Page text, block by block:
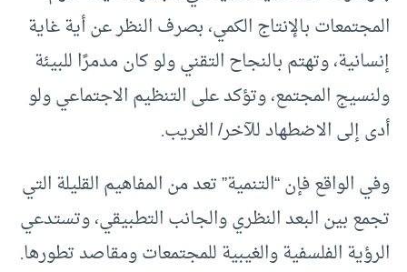
المجتمعات بالإنتاج الكمي، بصرف النظر عن أية غاية
إنسانية، وتهتم بالنجاح التقني ولو كان مدمرًا للبيئة
ولنسيج المجتمع، وتؤكد على التنظيم الاجتماعي ولو
أدى إلى الاضطهاد للآخر/ الغريب.
وفي الواقع فإن “التنمية” تعد من المفاهيم القليلة التي
تجمع بين البعد النظري والجانب التطبيقي، وتستدعي
الرؤية الفلسفية والغيبية للمجتمعات ومقاصد تطورها.